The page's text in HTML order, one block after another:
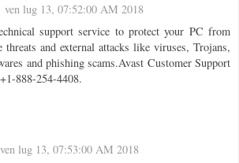
ven lug 13, 07:52:00 AM 2018
support service to protect your PC from
threats and external attacks like viruses, Trojans,
and phishing scams.Avast Customer Support
888-254-4408.
ven lug 13, 07:53:00 AM 2018